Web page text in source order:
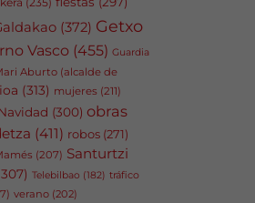
(372) Getxo
Vasco (455) Guardia
Aburto (alcalde de
(313) mujeres (211)
(300) obras
(411) robos (271)
(207) Santurtzi
Telebilbao (182) tráfico
verano (202)